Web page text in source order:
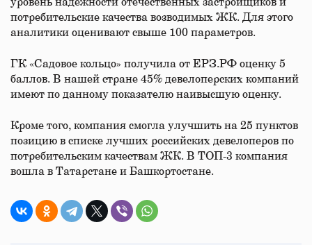
потребительские качества возводимых ЖК. Для этого
аналитики оценивают свыше 100 параметров.
ГК «Садовое кольцо» получила от ЕРЗ.РФ оценку 5
баллов. В нашей стране 45% девелоперских компаний
имеют по данному показателю наивысшую оценку.
Кроме того, компания смогла улучшить на 25 пунктов
позицию в списке лучших российских девелоперов по
потребительским качествам ЖК. В ТОП-3 компания
вошла в Татарстане и Башкортостане.